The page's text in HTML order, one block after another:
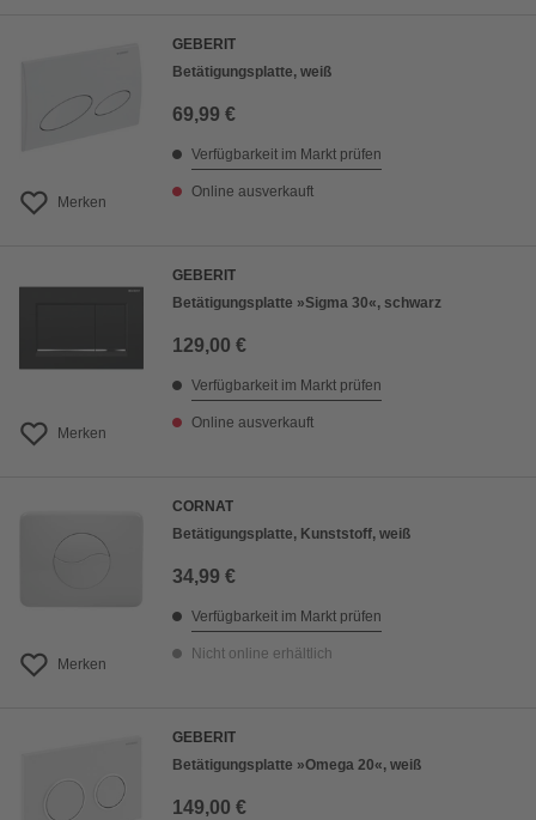
Merken
GEBERIT
Betätigungsplatte, weiß
69,99 €
Verfügbarkeit im Markt prüfen
Online ausverkauft
Merken
GEBERIT
Betätigungsplatte »Sigma 30«, schwarz
129,00 €
Verfügbarkeit im Markt prüfen
Online ausverkauft
Merken
CORNAT
Betätigungsplatte, Kunststoff, weiß
34,99 €
Verfügbarkeit im Markt prüfen
Nicht online erhältlich
GEBERIT
Betätigungsplatte »Omega 20«, weiß
149,00 €